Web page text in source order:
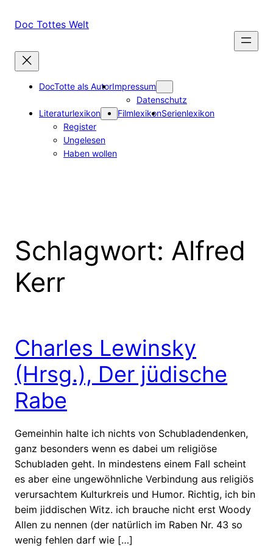
InhaltDoc Tottes Welt
DocTotte als AutorImpressum
Datenschutz
Literaturlexikon
Register
Ungelesen
Haben wollen
FilmlexikonSerienlexikon
Schlagwort: Alfred
Kerr
Charles Lewinsky
(Hrsg.), Der jüdische
Rabe
Gemeinhin halte ich nichts von Schubladendenken,
ganz besonders wenn es dabei um religiöse
Schubladen geht. In mindestens einem Fall scheint
es aber eine ungewöhnliche Verbindung aus religiös
verursachtem Kulturkreis und Humor. Richtig, ich bin
beim jiddischen Witz. ich brauche nicht erst Woody
Allen zu nennen (der natürlich im Raben Nr. 43 so
wenig fehlen darf wie […]